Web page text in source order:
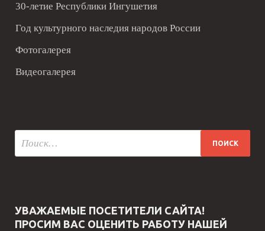
30-летие Республики Ингушетия
Год культурного наследия народов России
Фотогалерея
Видеогалерея
УВАЖАЕМЫЕ ПОСЕТИТЕЛИ САЙТА!
ПРОСИМ ВАС ОЦЕНИТЬ РАБОТУ НАШЕЙ